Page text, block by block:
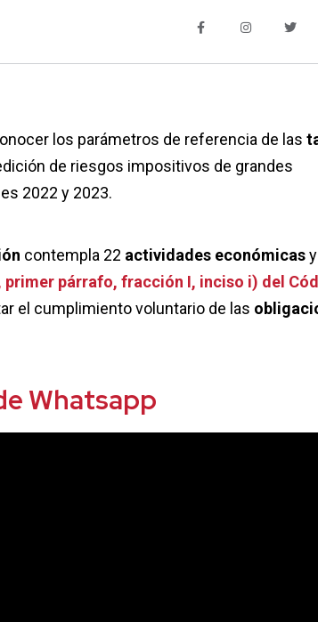
los parámetros de referencia de las
de riesgos impositivos de grandes
2022 y 2023.
contempla 22 actividades económicasy
primer párrafo, fracción I, inciso i) del
el cumplimiento voluntario de las
Whatsapp